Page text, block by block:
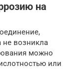
на
не возникла
можно
или